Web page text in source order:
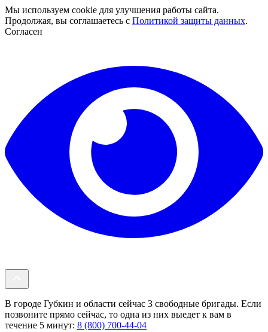
Мы используем cookie для улучшения работы сайта.
Продолжая, вы соглашаетесь с Политикой защиты данных.
Согласен
В городе Губкин и области сейчас 3 свободные бригады. Если
позвоните прямо сейчас, то одна из них выедет к вам в
течение 5 минут: 8 (800) 700-44-04